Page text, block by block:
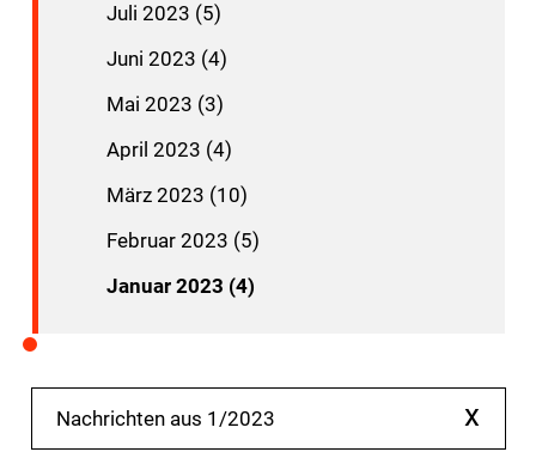
Juli 2023 (5)
Juni 2023 (4)
Mai 2023 (3)
April 2023 (4)
März 2023 (10)
Februar 2023 (5)
Januar 2023 (4)
Nachrichten aus 1/2023 x